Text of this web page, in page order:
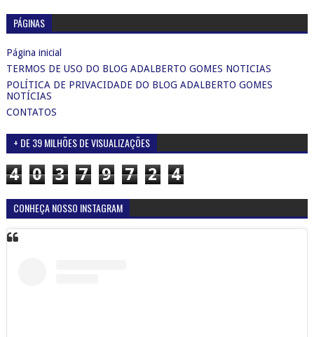
PÁGINAS
Página inicial
TERMOS DE USO DO BLOG ADALBERTO GOMES NOTICIAS
POLÍTICA DE PRIVACIDADE DO BLOG ADALBERTO GOMES
NOTÍCIAS
CONTATOS
+ DE 39 MILHÕES DE VISUALIZAÇÕES
4 0 3 7 9 7 2 4
CONHEÇA NOSSO INSTAGRAM